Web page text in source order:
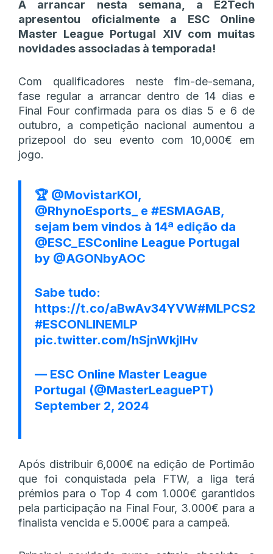
A arrancar nesta semana, a E2Tech
apresentou oficialmente a ESC Online
Master League Portugal XIV com muitas
novidades associadas à temporada!
Com qualificadores neste fim-de-semana,
fase regular a arrancar dentro de 14 dias e
Final Four confirmada para os dias 5 e 6 de
outubro, a competição nacional aumentou a
prizepool do seu evento com 10,000€ em
jogo.
🏆 @MovistarKOI,
@RhynoEsports_
e #ESMAGAB,
sejam bem vindos à 14ª edição da
@ESC_ESConline League Portugal
by @AGONbyAOC
Sabe tudo:
https://t.co/aBwAv34YVW#MLPCS2
#ESCONLINEMLP
pic.twitter.com/hSjnWkjIHv
— ESC Online Master League
Portugal (@MasterLeaguePT)
September 2, 2024
Após distribuir 6,000€ na edição de Portimão
que foi conquistada pela FTW, a liga terá
prémios para o Top 4 com 1.000€ garantidos
pela participação na Final Four, 3.000€ para a
finalista vencida e 5.000€ para a campeã.